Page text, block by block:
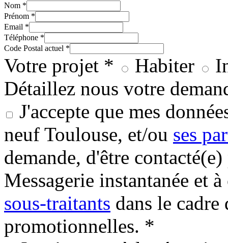
Nom *
Prénom *
Email *
Téléphone *
Code Postal actuel *
Votre projet * Habiter
Détaillez nous votre
J'accepte que mes
neuf Toulouse, et/ou ses
demande, d'être
Messagerie instantanée et
sous-traitants dans le cadre
promotionnelles. *